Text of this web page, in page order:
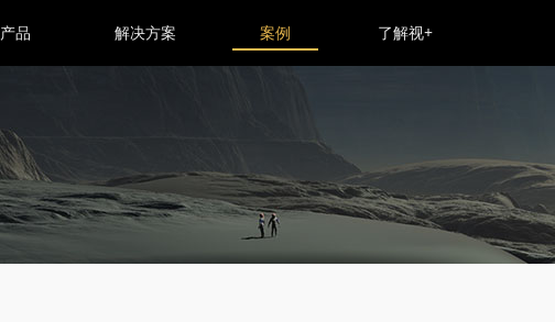
产品 解决方案 案例 了解视+